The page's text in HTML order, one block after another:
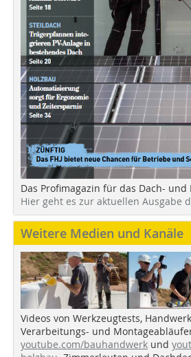
Das Profimagazin für das Dach-
Hier geht es zur aktuellen Ausgabe
Weitere Medien und Kanäle
Videos von Werkzeugtests,
Verarbeitungs- und
youtube.com/bauhandwerk und